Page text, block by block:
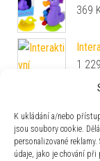
K ukládání a/nebo
jsou soubory cookie.
personalizované
údaje, jako je chování při
369
1 229